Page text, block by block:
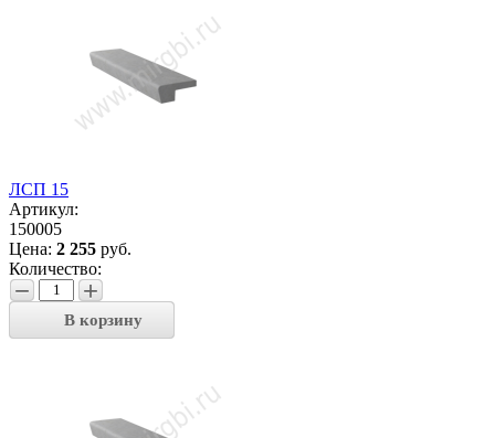
ЛСП 15
Артикул:
150005
Цена: 2 255 руб.
Количество:
− +
В корзину